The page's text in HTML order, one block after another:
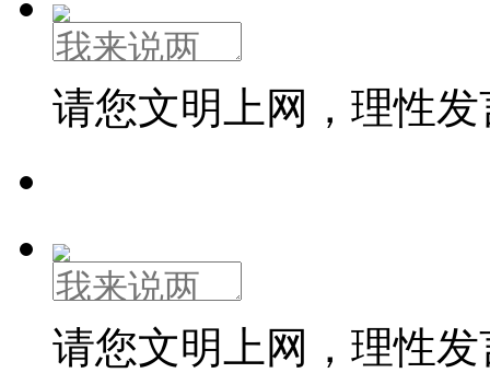
请您文明上网，理性
请您文明上网，理性